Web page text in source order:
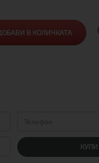
В КОЛИЧКАТА
КУПИ